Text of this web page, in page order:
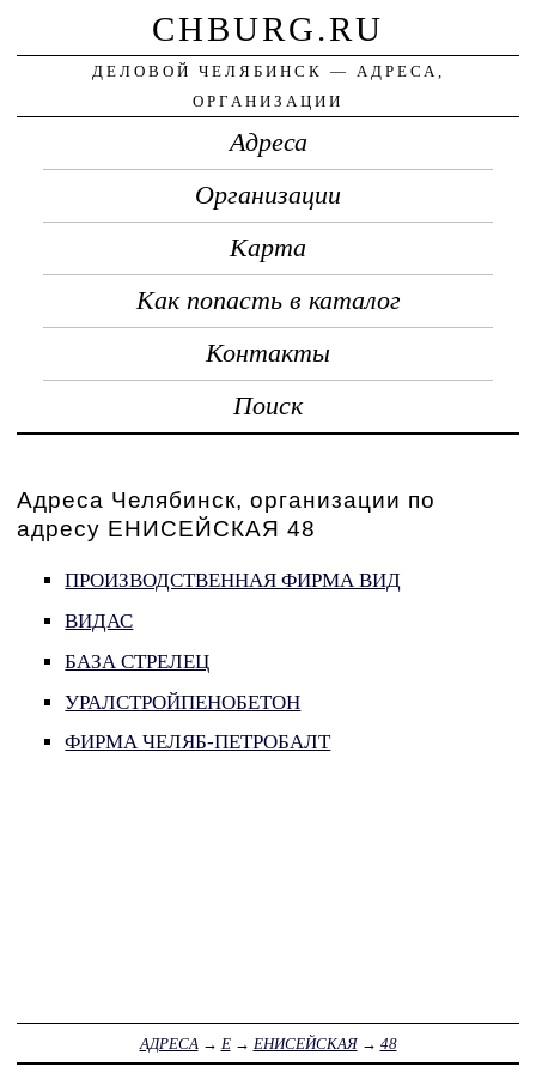
CHBURG.RU
ДЕЛОВОЙ ЧЕЛЯБИНСК — АДРЕСА,
ОРГАНИЗАЦИИ
Адреса
Организации
Карта
Как попасть в каталог
Контакты
Поиск
Адреса Челябинск, организации по
адресу ЕНИСЕЙСКАЯ 48
ПРОИЗВОДСТВЕННАЯ ФИРМА ВИД
ВИДАС
БАЗА СТРЕЛЕЦ
УРАЛСТРОЙПЕНОБЕТОН
ФИРМА ЧЕЛЯБ-ПЕТРОБАЛТ
АДРЕСА → Е→ ЕНИСЕЙСКАЯ→ 48